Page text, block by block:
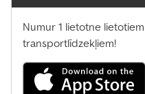
Numur 1 lietotne
transportlīdzekļiem!